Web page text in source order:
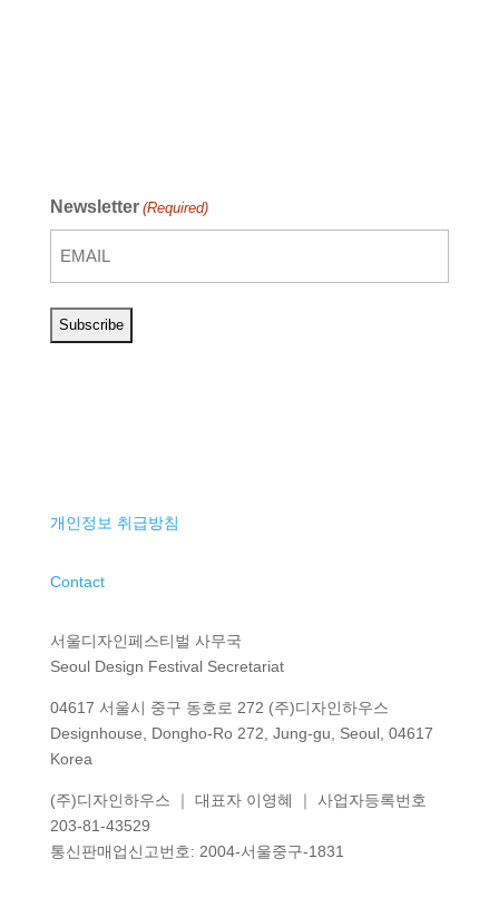
Newsletter (Required)
개인정보 취급방침
Contact
서울디자인페스티벌 사무국
Seoul Design Festival Secretariat
04617 서울시 중구 동호로 272 (주)디자인하우스
Designhouse, Dongho-Ro 272, Jung-gu, Seoul, 04617
Korea
(주)디자인하우스 ｜ 대표자 이영혜 ｜ 사업자등록번호
203-81-43529
통신판매업신고번호: 2004-서울중구-1831